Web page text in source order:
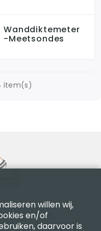
Wanddiktemeter
-meetsondes
item(s)
in levering,
van hoogwaardige
willen wij,
en/of
daarvoor is